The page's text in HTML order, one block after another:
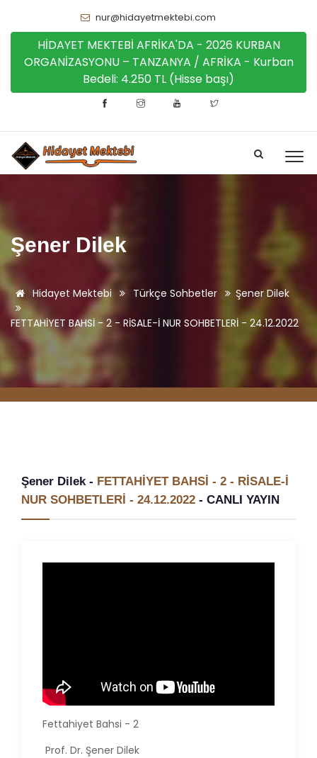
nur@hidayetmektebi.com
HİDAYET MEKTEBİ AFRİKA'DA - 2026 KURBAN
ORGANİZASYONU – TANZANYA / AFRİKA - Kurban
Bedeli: 4.250 TL (Hisse başı)
Şener Dilek
Hidayet Mektebi Türkçe Sohbetler Şener Dilek
FETTAHİYET BAHSİ - 2 - RİSALE-İ NUR SOHBETLERİ - 24.12.2022
Şener Dilek - FETTAHİYET BAHSİ - 2 - RİSALE-İ
NUR SOHBETLERİ - 24.12.2022 - CANLI YAYIN
Fettahiyet Bahsi - 2
Prof. Dr. Şener Dilek